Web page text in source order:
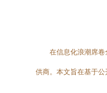
在信息化浪潮席
供商。本文旨在基于公